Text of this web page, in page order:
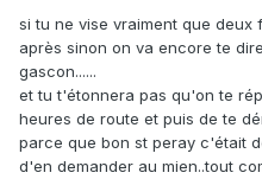
si tu ne vise vraiment que deux
après sinon on va encore te
gascon......
et tu t'étonnera pas qu'on te
heures de route et puis de te
parce que bon st peray c'était
d'en demander au mien..tout